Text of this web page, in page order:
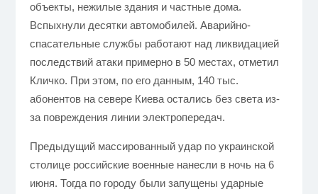
объекты, нежилые здания и частные дома.
Вспыхнули десятки автомобилей. Аварийно-
спасательные службы работают над ликвидацией
последствий атаки примерно в 50 местах, отметил
Кличко. При этом, по его данным, 140 тыс.
абонентов на севере Киева остались без света из-
за повреждения линии электропередач.
Предыдущий массированный удар по украинской
столице российские военные нанесли в ночь на 6
июня. Тогда по городу были запущены ударные